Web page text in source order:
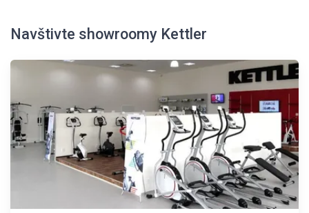
Navštivte showroomy Kettler